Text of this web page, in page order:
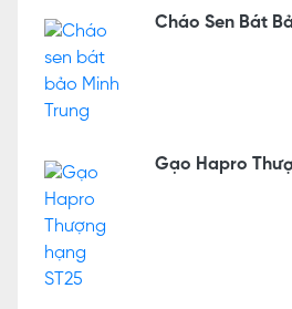
Cháo Sen Bát
Gạo Hapro